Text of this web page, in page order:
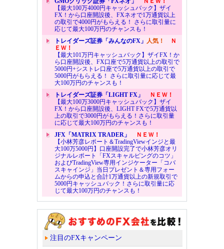
【最大100万4000円キャッシュバック】ザイ
FX！から口座開設後、FXネオで1万通貨以上
の取引で4000円がもらえる！ さらに取引量に
応じて最大100万円のチャンスも！
トレイダーズ証券「みんなのFX」 人気！
Ｎ
ＥＷ！
【最大101万円キャッシュバック】ザイFX！か
ら口座開設後、FX口座で5万通貨以上の取引で
5000円+シストレ口座で5万通貨以上の取引で
5000円がもらえる！ さらに取引量に応じて最
大100万円のチャンスも！
トレイダーズ証券「LIGHT FX」
ＮＥＷ！
【最大100万3000円キャッシュバック】ザイ
FX！から口座開設後、LIGHT FXで5万通貨以
上の取引で3000円がもらえる！さらに取引量
に応じて最大100万円のチャンスも！
JFX「MATRIX TRADER」
ＮＥＷ！
【小林芳彦レポート＆TradingViewインジと最
大100万5000円】口座開設完了で小林芳彦オリ
ジナルレポート「FXスキャルピングのコツ」
およびTradingView専用インジケーター「コバ
スキャインジ」当日プレゼント＆専用フォー
ムからの申込と合計1万通貨以上の新規取引で
5000円キャッシュバック！さらに取引量に応
じて最大100万円のチャンスも！
注目のFXキャンペーン